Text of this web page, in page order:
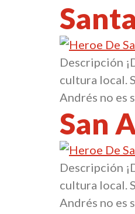
Descripción
cultura local.
Andrés no es
San
Descripción
cultura local.
Andrés no es